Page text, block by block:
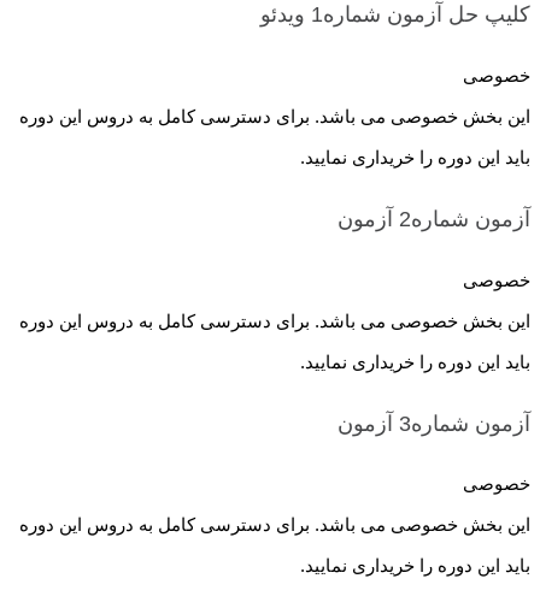
کلیپ حل آزمون شماره1 ویدئو
خصوصی
این بخش خصوصی می باشد. برای دسترسی کامل به دروس این دوره
باید این دوره را خریداری نمایید.
آزمون شماره2 آزمون
خصوصی
این بخش خصوصی می باشد. برای دسترسی کامل به دروس این دوره
باید این دوره را خریداری نمایید.
آزمون شماره3 آزمون
خصوصی
این بخش خصوصی می باشد. برای دسترسی کامل به دروس این دوره
باید این دوره را خریداری نمایید.